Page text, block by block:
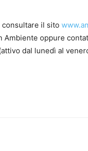
il sito
Ambiente oppure
dal lunedì al